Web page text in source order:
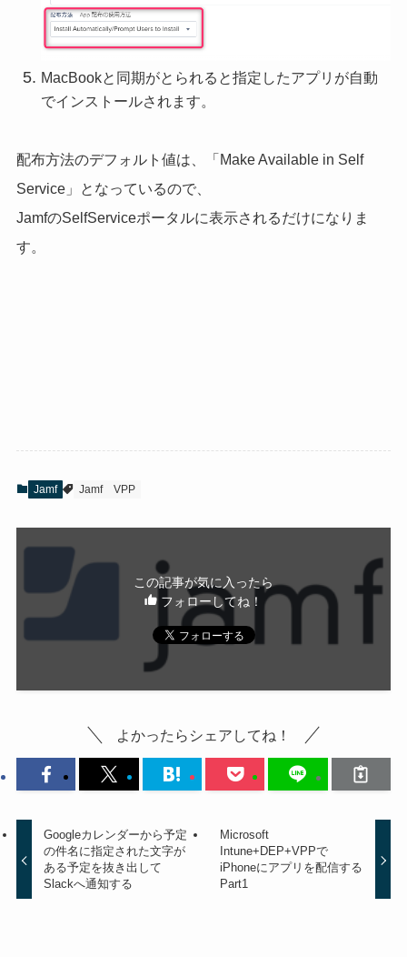
MacBookと同期がとられると指定したアプリが自動
でインストールされます。
配布方法のデフォルト値は、「Make Available in Self
Service」となっているので、
JamfのSelfServiceポータルに表示されるだけになりま
す。
Jamf Jamf VPP
この記事が気に入ったら
フォローしてね！
よかったらシェアしてね！
Googleカレンダーから予定
の件名に指定された文字が
ある予定を抜き出して
Slackへ通知する
Microsoft
Intune+DEP+VPPで
iPhoneにアプリを配信する
Part1